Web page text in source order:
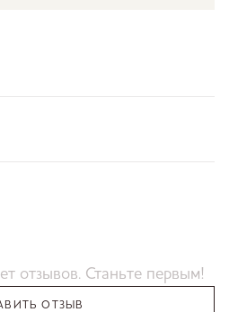
отзывов. Станьте первым!
ОТЗЫВ